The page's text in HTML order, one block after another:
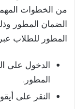
من الخطوات
الضمان المطور
المطور للطلاب عبر
الدخول على
المطور.
النقر على